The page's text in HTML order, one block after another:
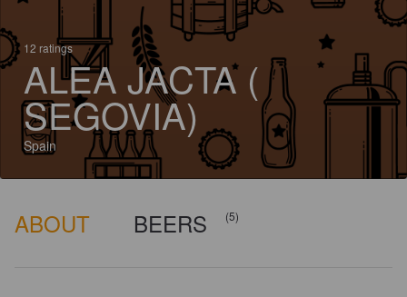
12 ratings
ALEA JACTA (
SEGOVIA)
Spain
ABOUT BEERS (5)